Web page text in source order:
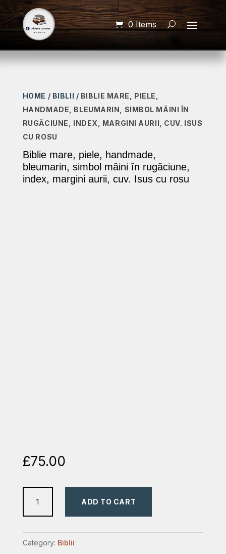
0 Items
HOME / BIBLII / BIBLIE MARE, PIELE,
HANDMADE, BLEUMARIN, SIMBOL MÂINI ÎN
RUGĂCIUNE, INDEX, MARGINI AURII, CUV. ISUS
CU ROSU
Biblie mare, piele, handmade,
bleumarin, simbol mâini în rugăciune,
index, margini aurii, cuv. Isus cu rosu
£75.00
mare,
handmade,
bleumarin,
ADD TO CART
Category: Biblii